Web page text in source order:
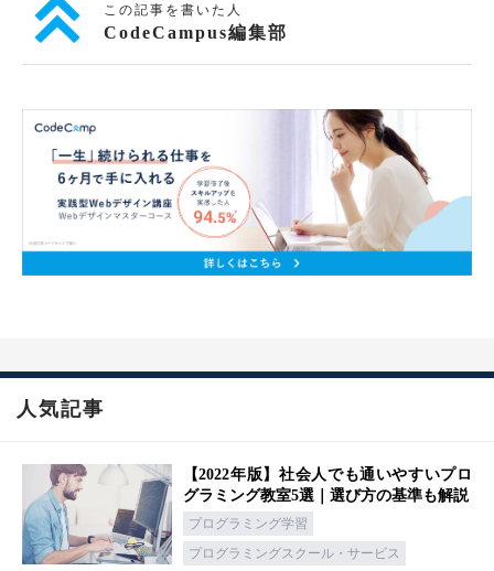
この記事を書いた人
CodeCampus編集部
人気記事
【2022年版】社会人でも通いやすいプロ
グラミング教室5選｜選び方の基準も解説
プログラミング学習
プログラミングスクール・サービス